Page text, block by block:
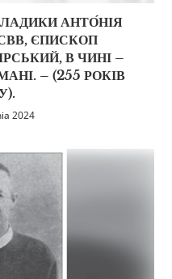
АНТО́НІЯ
ЄПИСКОП
В ЧИНІ –
– (255 РОКІВ
2024